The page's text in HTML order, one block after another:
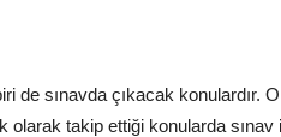
de sınavda çıkacak konulardır.
olarak takip ettiği konularda sınav